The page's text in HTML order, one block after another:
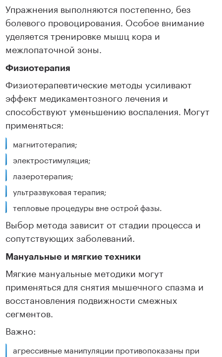
Упражнения выполняются постепенно, без
болевого провоцирования. Особое внимание
уделяется тренировке мышц кора и
межлопаточной зоны.
Физиотерапия
Физиотерапевтические методы усиливают
эффект медикаментозного лечения и
способствуют уменьшению воспаления. Могут
применяться:
магнитотерапия;
электростимуляция;
лазеротерапия;
ультразвуковая терапия;
тепловые процедуры вне острой фазы.
Выбор метода зависит от стадии процесса и
сопутствующих заболеваний.
Мануальные и мягкие техники
Мягкие мануальные методики могут
применяться для снятия мышечного спазма и
восстановления подвижности смежных
сегментов.
Важно:
агрессивные манипуляции противопоказаны при